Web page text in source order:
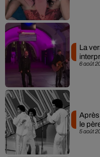
6 août
La
5 août
le